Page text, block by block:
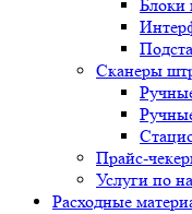
Блоки
Сканеры
Прайс-
Услуги по
Расходные